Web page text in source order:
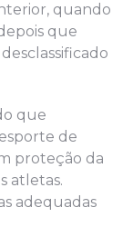
quando
que
que
de
proteção da
atletas.
adequadas